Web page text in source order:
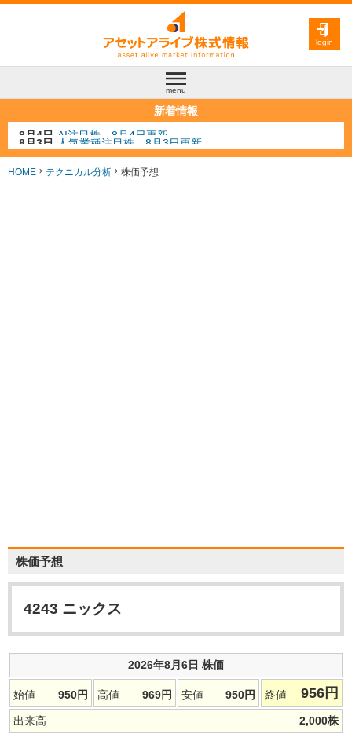
login
menu
新着情報
8月3日 人気業種注目株 8月3日更新
8月2日 金融注目株 8月2日更新
7月29日 日経225シグナル点灯
HOME テクニカル分析 株価予想
株価予想
4243 ニックス
2026年8月6日 株価
始値 950円 高値 969円 安値 950円 終値 956 円
出来高 2,000株